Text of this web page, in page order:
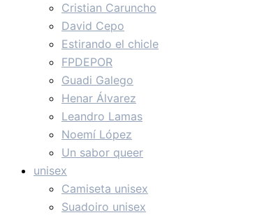
Cristian Caruncho
David Cepo
Estirando el chicle
FPDEPOR
Guadi Galego
Henar Álvarez
Leandro Lamas
Noemí López
Un sabor queer
unisex
Camiseta unisex
Suadoiro unisex